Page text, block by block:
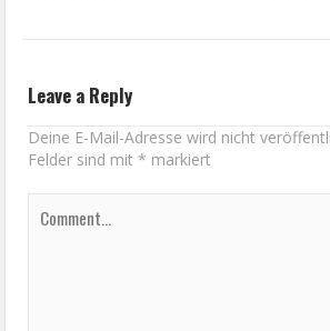
Leave a Reply
Deine E-Mail-Adresse wird nicht
Felder sind mit* markiert